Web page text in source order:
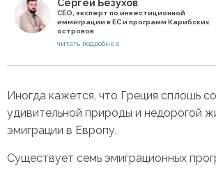
Сергей Безухов
СЕО, эксперт по инвестиционной
иммиграции в ЕС и программ Карибских
островов
читать подробнее
Иногда кажется, что Греция сплошь
удивительной природы и недорогой
эмиграции в Европу.
Существует семь эмиграционных